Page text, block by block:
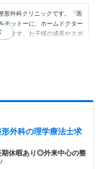
形外科クリニックです。「医
モットーに、ホームドクター
します。お子様の成長やスポ
題等様々な症例に対応しま
外科の理学療法士求
期休暇あり◎外来中心の整